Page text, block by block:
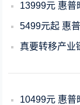
13999元 惠普暗影
5499元起 惠普星
真要转移产业链吗
10499元 惠普暗影